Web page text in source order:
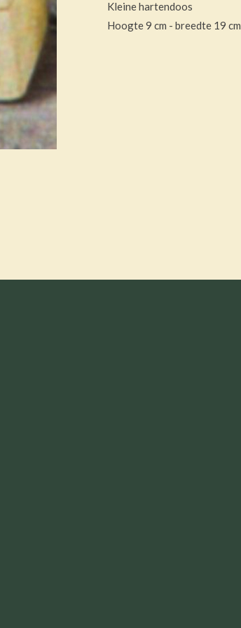
Kleine hartendoos
Hoogte 9 cm - breedte 19 cm